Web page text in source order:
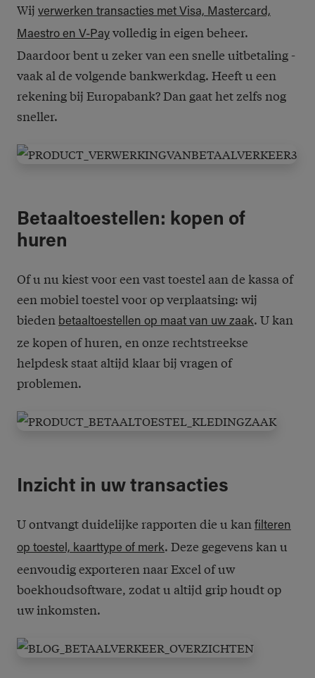
Wij verwerken transacties met Visa, Mastercard,
Maestro en V-Pay volledig in eigen beheer.
Daardoor bent u zeker van een snelle uitbetaling -
vaak al de volgende bankwerkdag. Heeft u een
rekening bij Europabank? Dan gaat het zelfs nog
sneller.
Betaaltoestellen: kopen of
huren
Of u nu kiest voor een vast toestel aan de kassa of
een mobiel toestel voor op verplaatsing: wij
bieden betaaltoestellen op maat van uw zaak. U kan
ze kopen of huren, en onze rechtstreekse
helpdesk staat altijd klaar bij vragen of
problemen.
Inzicht in uw transacties
U ontvangt duidelijke rapporten die u kan filteren
op toestel, kaarttype of merk. Deze gegevens kan u
eenvoudig exporteren naar Excel of uw
boekhoudsoftware, zodat u altijd grip houdt op
uw inkomsten.